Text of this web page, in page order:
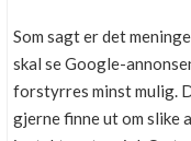
Som sagt er det
skal se Google-
forstyrres minst mulig.
gjerne finne ut om slike